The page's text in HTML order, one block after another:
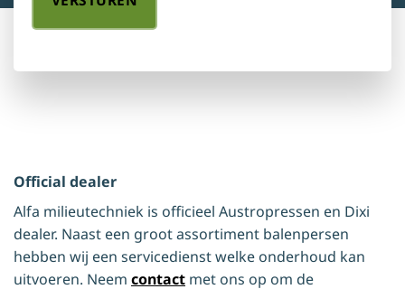
Official dealer
Alfa milieutechniek is officieel Austropressen en Dixi
dealer. Naast een groot assortiment balenpersen
hebben wij een servicedienst welke onderhoud kan
uitvoeren. Neem contact met ons op om de